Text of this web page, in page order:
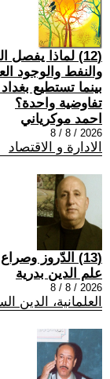
(12) لماذا
والنفط والوجود
بينما تستطيع
تفاوضية واحدة؟
احمد موكرياني
2026 / 8 / 8
الادارة و الاقتصاد
(13) الدّروز وصراع البقاء بين نار السّنّة وأتون التّشييع
علم الدين بدرية
2026 / 8 / 8
العلمانية، الدين